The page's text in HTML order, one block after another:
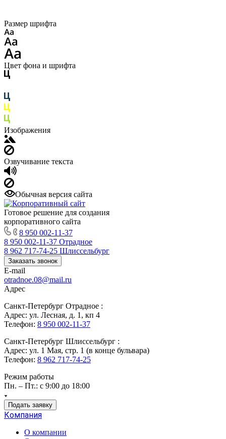
Размер шрифта
Цвет фона и шрифта
Изображения
Озвучивание текста
Обычная версия сайта
Готовое решение для создания
корпоративного сайта
8 950 002-11-37
8 950 002-11-37 Отрадное
8 962 717-74-25 Шлиссельбург
Заказать звонок
E-mail
otradnoe.08@mail.ru
Адрес
Санкт-Петербург Отрадное :
Адрес: ул. Лесная, д. 1, кп 4
Телефон: 8 950 002-11-37
Санкт-Петербург Шлиссельбург :
Адрес: ул. 1 Мая, стр. 1 (в конце бульвара)
Телефон: 8 962 717-74-25
Режим работы
Пн. – Пт.: с 9:00 до 18:00
Подать заявку
Компания
О компании